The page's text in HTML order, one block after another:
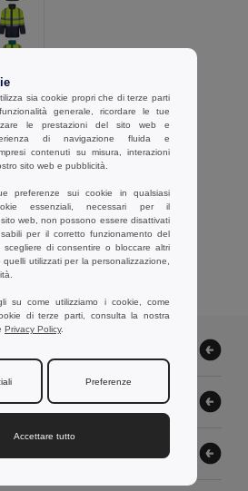
-34%
Di Tutti I Prodotti.
sia cookie propri che di terze parti
generale, ricordare le tue
le prestazioni del sito web e
di navigazione fluida e
contenuti su misura, interazioni
sito web e pubblicità.
preferenze sui cookie in qualsiasi
essenziali, necessari per il
web, non possono essere disattivati
per il corretto funzionamento del
di consentire o bloccare altri
utilizzati per la personalizzazione,
su come utilizziamo i cookie, come
di terze parti, consulta la nostra
Privacy Policy.
Preferenze
Accettare tutto